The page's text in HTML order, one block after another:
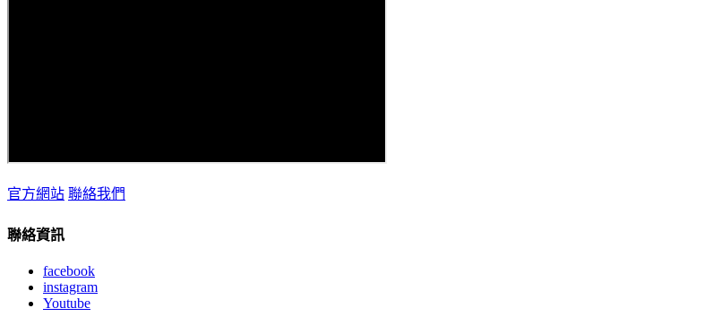
官方網站 聯絡我們
聯絡資訊
facebook
instagram
Youtube